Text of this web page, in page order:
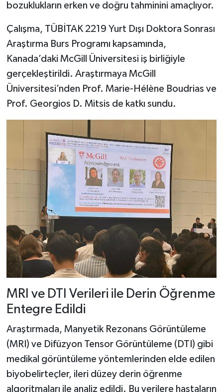
bozuklukların erken ve doğru tahminini amaçlıyor.
Çalışma, TÜBİTAK 2219 Yurt Dışı Doktora Sonrası
Araştırma Burs Programı kapsamında,
Kanada’daki McGill Üniversitesi iş birliğiyle
gerçekleştirildi. Araştırmaya McGill
Üniversitesi’nden Prof. Marie-Hélène Boudrias ve
Prof. Georgios D. Mitsis de katkı sundu.
MRI ve DTI Verileri ile Derin Öğrenme
Entegre Edildi
Araştırmada, Manyetik Rezonans Görüntüleme
(MRI) ve Difüzyon Tensor Görüntüleme (DTI) gibi
medikal görüntüleme yöntemlerinden elde edilen
biyobelirteçler, ileri düzey derin öğrenme
algoritmaları ile analiz edildi. Bu verilere hastaların